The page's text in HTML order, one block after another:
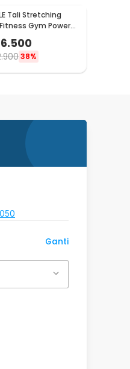
Tali Stretching
Gym Power
P3PRO
38%
Ganti